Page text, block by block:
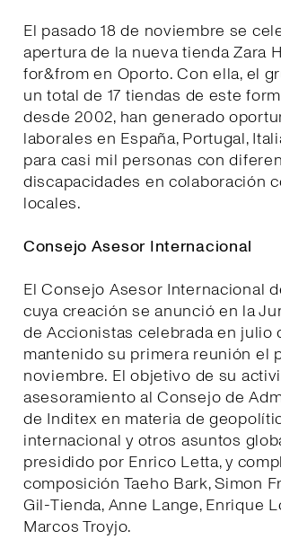
El pasado 18 de noviembre se
apertura de la nueva tienda Zara
for&from en Oporto. Con ella, el
un total de 17 tiendas de este
desde 2002, han generado
laborales en España, Portugal,
para casi mil personas con
discapacidades en colaboración
locales.
Consejo Asesor Internacional
El Consejo Asesor Internacional
cuya creación se anunció en la
de Accionistas celebrada en julio
mantenido su primera reunión el
noviembre. El objetivo de su
asesoramiento al Consejo de
de Inditex en materia de
internacional y otros asuntos
presidido por Enrico Letta, y
composición Taeho Bark, Simon
Gil-Tienda, Anne Lange, Enrique
Marcos Troyjo.